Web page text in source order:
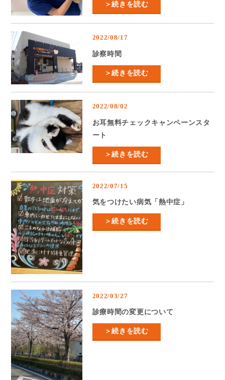
＞続きを読む
2022/08/17
診察時間
＞続きを読む
2022/08/02
お耳無料チェックキャンペーンスタ
ート
＞続きを読む
2022/07/15
気をつけたい病気「熱中症」
＞続きを読む
2022/03/27
診療時間の変更について
＞続きを読む